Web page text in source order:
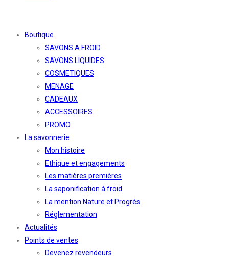
Boutique
SAVONS A FROID
SAVONS LIQUIDES
COSMETIQUES
MENAGE
CADEAUX
ACCESSOIRES
PROMO
La savonnerie
Mon histoire
Ethique et engagements
Les matières premières
La saponification à froid
La mention Nature et Progrès
Réglementation
Actualités
Points de ventes
Devenez revendeurs